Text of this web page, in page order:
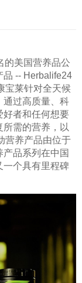
美国营养品公
品 -- Herbalife24
宝莱针对全天候
通过高质量、科
好者和任何想要
需的营养，以
营养产品由位于
品系列在中国
一个具有里程碑